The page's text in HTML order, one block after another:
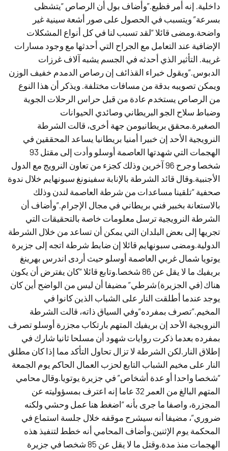
داخلية. إنه أمر فظيع.”وأضاف بول أن الرصاص “يتشظى
بسرعة” ويتسبب في الحصول على صور أشعة سينية غير
واضحة.ومضى قائلا “لقد تسبب لنا في كل أنواع المشكلات
الإضافية عند التعامل مع الجراح التي أحدثها مع وجود مسارات
غريبة. التأثير الذي أحدثه في الجسم يشبه آلاف غرزات
الدبوس.”ويقول خبراء القذائف إن رصاص الدمدم خفيف الوزن
ويمكن تصويبه بدقة من مسافات مختلفة. ويذكر أن هذا النوع
من الرصاص يستخدم عادة من قبل حراس الرحلات الجوية
وضباط سلاح الجو البريطاني وصائدي الحيوانات
الصغيرة.محقق بريطانيومن جهة أخرى، قالت الشرطة
النرويجية الأحد إن خبيرا أمنيا بريطانيا يساعد المحققين في
الهجمات التي شهدتها العاصمة أوسلو وأدت إلى مقتل 93
شخصا وجرح 96 آخرين وذلك كجزء من تعاون النرويج مع الدول
الأجنبية.وقال قائد الشرطة بالإنابة سفينونغ سبونهايم خلال ندوة
صحفية “تلقينا مساعدات من شرطة العاصمة لندن وذلك
بالاستعانة بخبير فني بريطاني في مجال الإجرام.”وأضاف أن
الشرطة النرويجية ترسل معلومات خاصة بالتحقيقات التي
تجريها إلى بعض البلدان التي يمكن أن تساعد من خلال الشرطة
الدولية.ومضى سبونهايم قائلا إن ضابط شرطة اتجه إلى جزيرة
يوتويا شمال غربي العاصمة أوسلو حيث أردى اندرس بهرينغ
بريفيك ما لا يقل عن 86 شخصا.وتابع قائلا “كان يفترض أن يكون
هناك (في الجزيرة) شرطي” مضيفا أن ليس من الواضح أين كان
يوجد عندما أطلقت النار على الشباب الذين كانوا في
المخيم.”تصرف بمفرده”وفي السياق ذاته، قالت الشرطة
النرويجية الأحد إن بريفيك المتهم بارتكاب مجزرة أوسلو تصرف
بمفرده بعدما ذكرت روايات شهود أن مسلحا ثانيا شارك في
إطلاق النار.لكن الشرطة لا تزال تحاول التأكد مما إذا كان مطلق
النار على مخيم الشباب التابع لحزب العمال الحاكم يوم الجمعة
“شخصا واحدا أو عدة أشخاص” في جزيرة يوتويا.وقال محامي
المتهم البالغ من العمر 32 عاما إنه اعترف بمسؤوليته عن
المجزرة، واصفا ما جرى بأنه “اضغط هنا عمل وحشي ولكنه
ضروري”، مضيفا أنه سيشرح موقفه خلال جلسة استماع في
المحكمة يوم الإثنين.وأضاف المحامي أنه خطط لتنفيذ هذه
الهجمات منذ مدة.وقتل ما لا يقل عن 85 شخصا في جزيرة